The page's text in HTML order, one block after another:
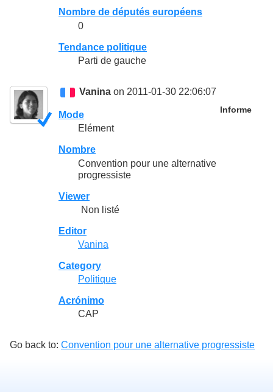
Nombre de députés européens
0
Tendance politique
Parti de gauche
Vanina on 2011-01-30 22:06:07
Informe
Mode
Elément
Nombre
Convention pour une alternative
progressiste
Viewer
Non listé
Editor
Vanina
Category
Politique
Acrónimo
CAP
Go back to: Convention pour une alternative progressiste